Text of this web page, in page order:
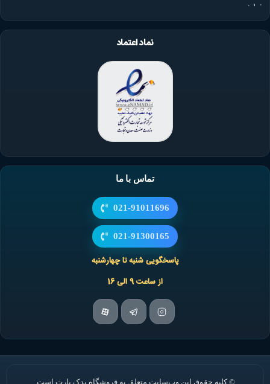
نماید.
نماد اعتماد
تماس با ما
021-91011696
021-91300165
پاسخگویی شنبه تا چهارشنبه
از ساعت 9 الی 16